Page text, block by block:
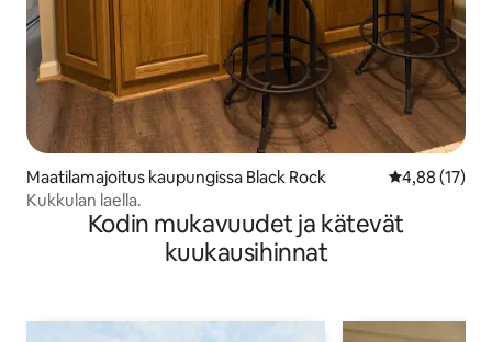
Maatilamajoitus kaupungissa Black Rock
4,88 (17)
Kukkulan laella.
Kodin mukavuudet ja kätevät
kuukausihinnat